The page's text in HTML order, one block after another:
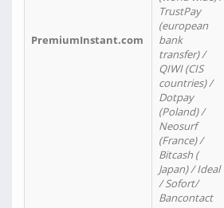
PremiumInstant.com
TrustPay
(european
bank
transfer) /
QIWI (CIS
countries) /
Dotpay
(Poland) /
Neosurf
(France) /
Bitcash (
Japan) / Ideal
/ Sofort/
Bancontact